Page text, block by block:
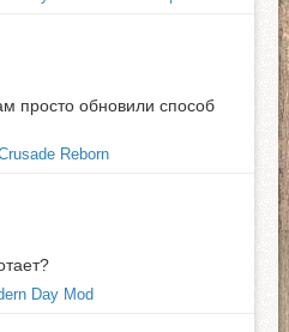
просто обновили способ
Reborn
Day Mod